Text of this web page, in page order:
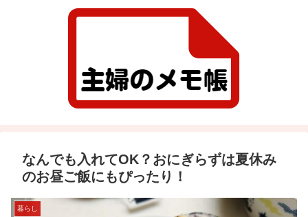
なんでも入れてOK？おにぎらずは夏休み
のお昼ご飯にもぴったり！
暮らし